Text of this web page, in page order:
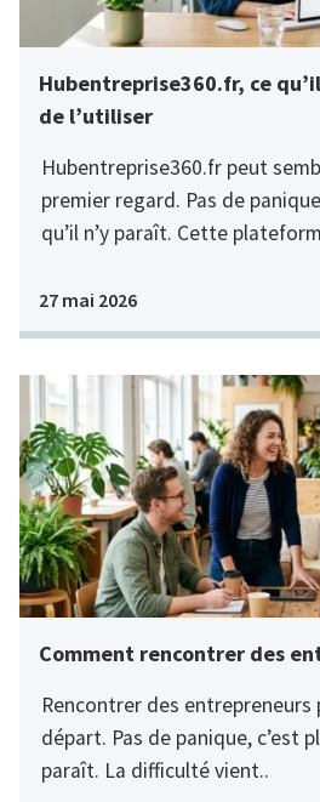
Hubentreprise360.fr, ce
de l’utiliser
Hubentreprise360.fr peut
premier regard. Pas de
qu’il n’y paraît. Cette
27 mai 2026
Comment rencontrer des
Rencontrer des
départ. Pas de panique, c’est
paraît. La difficulté vient..